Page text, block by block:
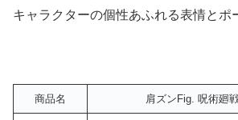
キャラクターの個性あふれる表情とポ
商品名 肩ズンFig. 呪